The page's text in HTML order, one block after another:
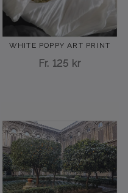
WHITE POPPY ART PRINT
Fr. 125 kr